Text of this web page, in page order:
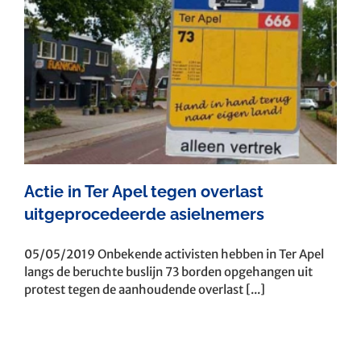
Actie in Ter Apel tegen overlast
uitgeprocedeerde asielnemers
05/05/2019 Onbekende activisten hebben in Ter Apel
langs de beruchte buslijn 73 borden opgehangen uit
protest tegen de aanhoudende overlast [...]